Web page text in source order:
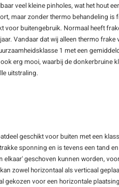
veel kleine pinholes, wat het hout
maar zonder thermo behandeling is
voor buitengebruik. Normaal heeft
Vandaar dat wij alleen thermo
1 met een
erg mooi, waarbij de donkerbruine
uitstraling.
geschikt voor buiten met een
sponning en is tevens een tand
geschoven kunnen worden,
zowel horizontaal als verticaal
gekozen voor een horizontale